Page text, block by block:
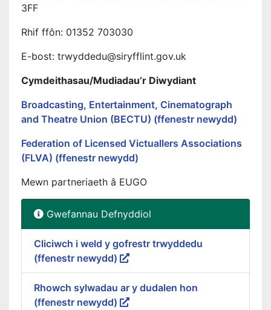
3FF
Rhif ffôn: 01352 703030
E-bost: trwyddedu@siryfflint.gov.uk
Cymdeithasau/Mudiadau’r Diwydiant
Broadcasting, Entertainment, Cinematograph
and Theatre Union (BECTU) (ffenestr newydd)
Federation of Licensed Victuallers Associations
(FLVA) (ffenestr newydd)
Mewn partneriaeth â EUGO
Gwefannau Defnyddiol
Cliciwch i weld y gofrestr trwyddedu
(ffenestr newydd)
Rhowch sylwadau ar y dudalen hon
(ffenestr newydd)